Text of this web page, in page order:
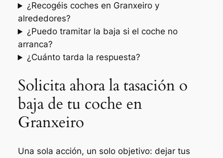
¿Recogéis coches en Granxeiro y
alrededores?
¿Puedo tramitar la baja si el coche no
arranca?
¿Cuánto tarda la respuesta?
Solicita ahora la tasación o
baja de tu coche en
Granxeiro
Una sola acción, un solo objetivo: dejar tus